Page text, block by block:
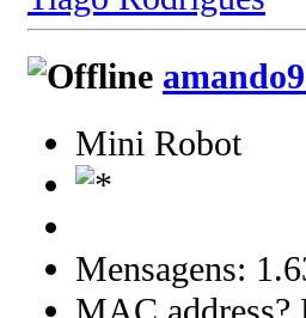
Mini Robot
Mensagens: